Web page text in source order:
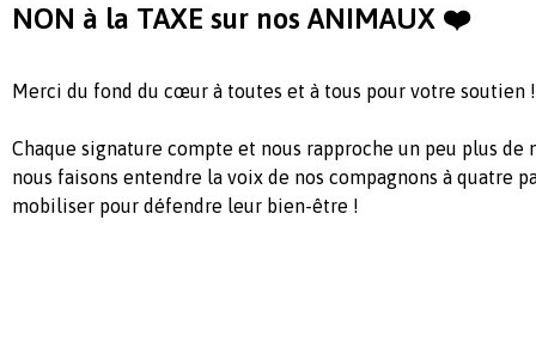
NON à la TAXE sur nos ANIMAUX ❤️
Merci du fond du cœur à toutes et à tous pour votre soutien !
Chaque signature compte et nous rapproche un peu plus de
nous faisons entendre la voix de nos compagnons à quatre
mobiliser pour défendre leur bien-être !